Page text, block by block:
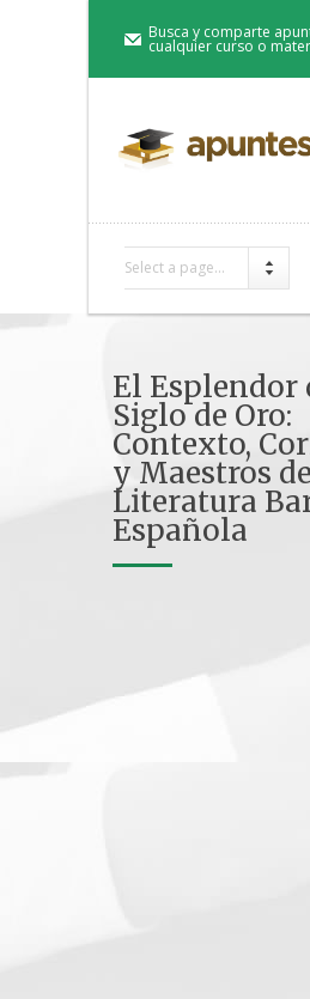
Busca y comparte
cualquier curso o
Select a page...
El Esplendor
Siglo de Oro:
Contexto,
y Maestros
Literatura
Española